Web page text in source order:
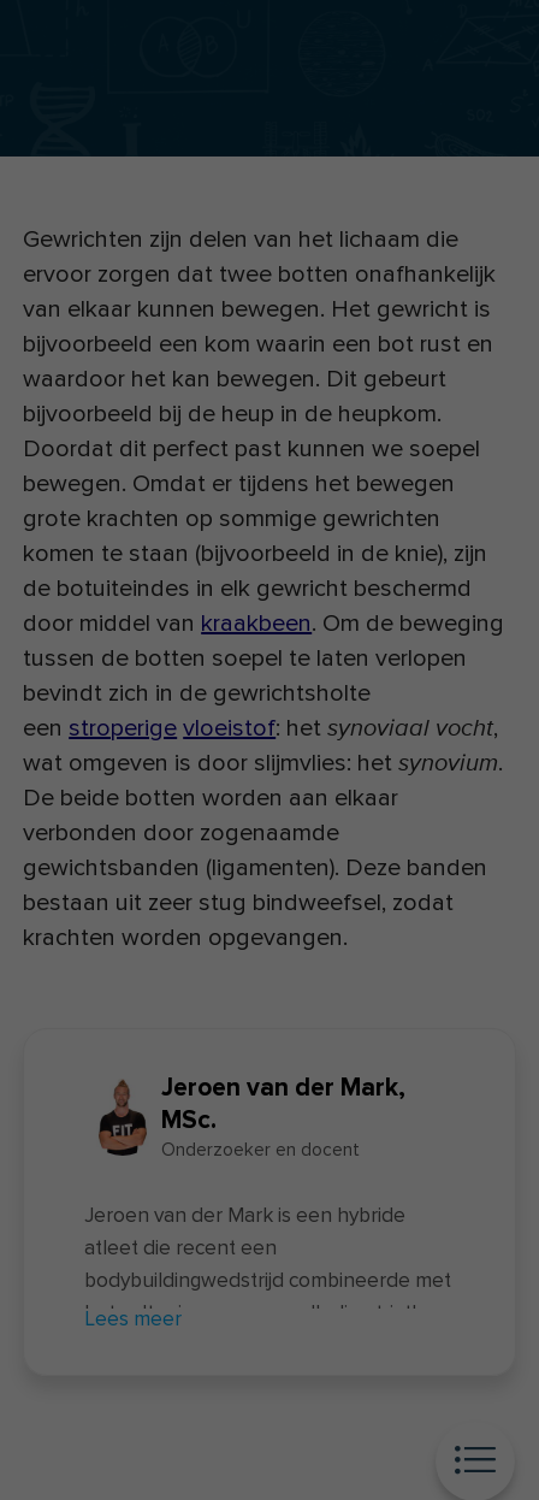
Gewrichten zijn delen van het lichaam die
ervoor zorgen dat twee botten onafhankelijk
van elkaar kunnen bewegen. Het gewricht is
bijvoorbeeld een kom waarin een bot rust en
waardoor het kan bewegen. Dit gebeurt
bijvoorbeeld bij de heup in de heupkom.
Doordat dit perfect past kunnen we soepel
bewegen. Omdat er tijdens het bewegen
grote krachten op sommige gewrichten
komen te staan (bijvoorbeeld in de knie), zijn
de botuiteindes in elk gewricht beschermd
door middel van kraakbeen. Om de beweging
tussen de botten soepel te laten verlopen
bevindt zich in de gewrichtsholte
een stroperige vloeistof: hetsynoviaal vocht,
wat omgeven is door slijmvlies: hetsynovium.
De beide botten worden aan elkaar
verbonden door zogenaamde
gewichtsbanden (ligamenten). Deze banden
bestaan uit zeer stug bindweefsel, zodat
krachten worden opgevangen.
Jeroen van der Mark,
MSc.
Onderzoeker en docent
Jeroen van der Mark is een hybride
atleet die recent een
bodybuildingwedstrijd combineerde met
het voltooien van een volledige triatlon
Lees meer